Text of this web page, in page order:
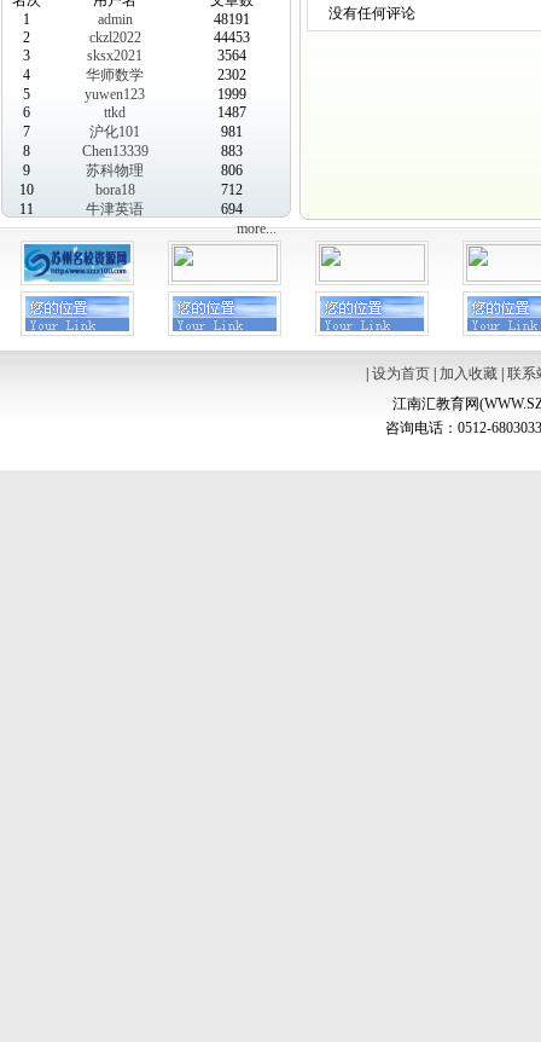
1
admin
48191
2
ckzl2022
44453
3
sksx2021
3564
4
华师数学
2302
5
yuwen123
1999
6
ttkd
1487
7
沪化101
981
8
Chen13339
883
9
苏科物理
806
10
bora18
712
11
牛津英语
694
more...
没有任何评论
设为首页| 加入收藏| 联系
江南汇教育网
咨询电话：0512-